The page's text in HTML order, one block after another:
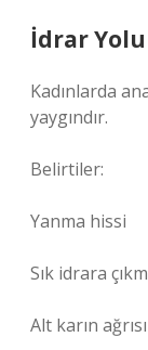
İdrar
Kadınlarda
yaygındır.
Belirtiler:
Yanma hissi
Sık idrara
Alt karın ağrısı